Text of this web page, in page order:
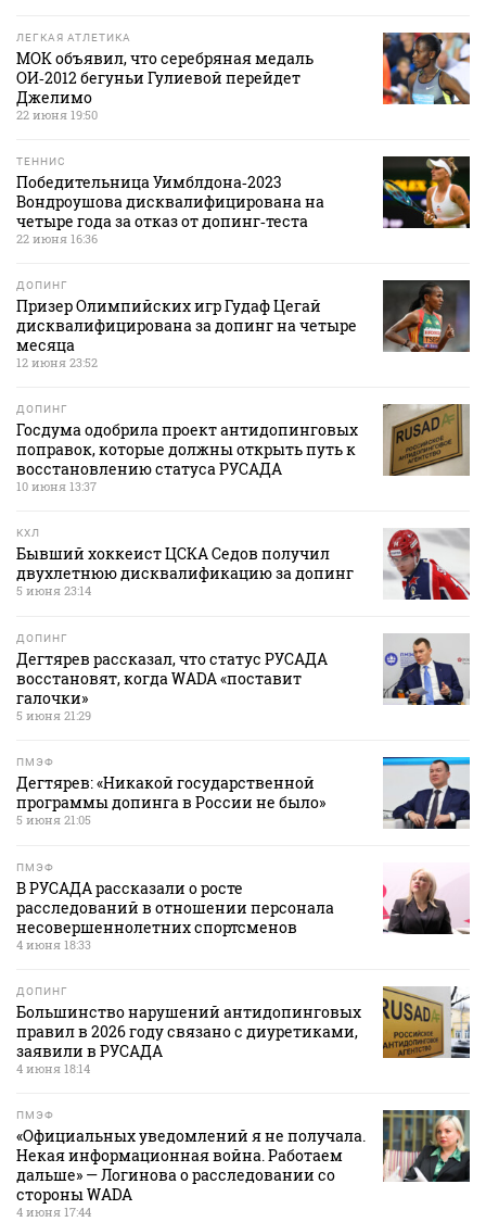
ЛЕГКАЯ АТЛЕТИКА
МОК объявил, что серебряная медаль
ОИ‑2012 бегуньи Гулиевой перейдет
Джелимо
22 июня 19:50
ТЕННИС
Победительница Уимблдона‑2023
Вондроушова дисквалифицирована на
четыре года за отказ от допинг‑теста
22 июня 16:36
ДОПИНГ
Призер Олимпийских игр Гудаф Цегай
дисквалифицирована за допинг на четыре
месяца
12 июня 23:52
ДОПИНГ
Госдума одобрила проект антидопинговых
поправок, которые должны открыть путь к
восстановлению статуса РУСАДА
10 июня 13:37
КХЛ
Бывший хоккеист ЦСКА Седов получил
двухлетнюю дисквалификацию за допинг
5 июня 23:14
ДОПИНГ
Дегтярев рассказал, что статус РУСАДА
восстановят, когда WADA «поставит
галочки»
5 июня 21:29
ПМЭФ
Дегтярев: «Никакой государственной
программы допинга в России не было»
5 июня 21:05
ПМЭФ
В РУСАДА рассказали о росте
расследований в отношении персонала
несовершеннолетних спортсменов
4 июня 18:33
ДОПИНГ
Большинство нарушений антидопинговых
правил в 2026 году связано с диуретиками,
заявили в РУСАДА
4 июня 18:14
ПМЭФ
«Официальных уведомлений я не получала.
Некая информационная война. Работаем
дальше» — Логинова о расследовании со
стороны WADA
4 июня 17:44